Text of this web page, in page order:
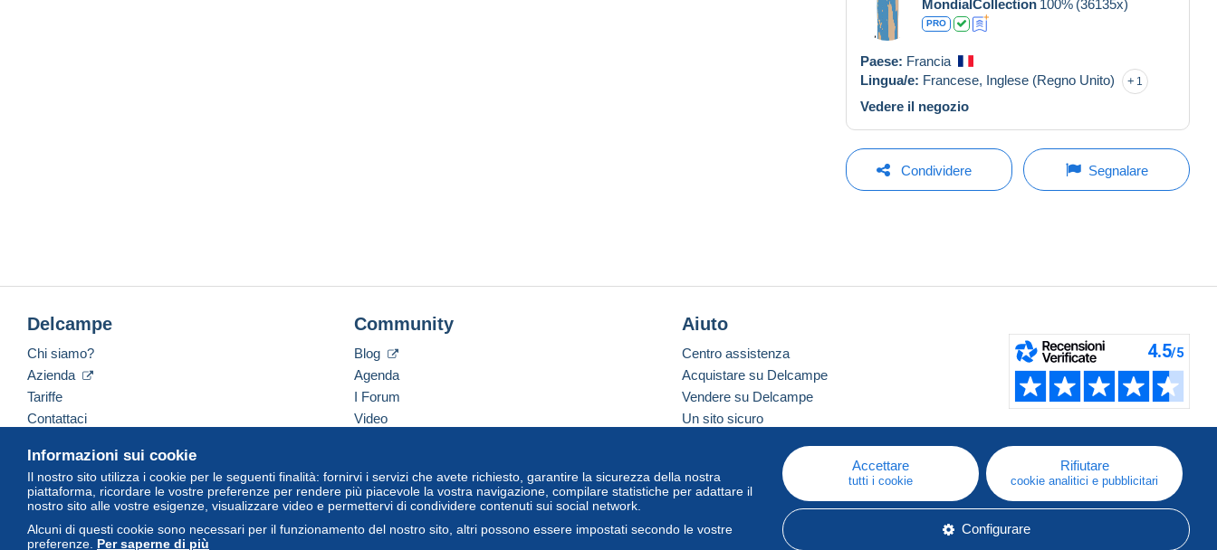
MondialCollection 100% (36135x)
PRO
Paese: Francia
Lingua/e: Francese, Inglese (Regno Unito) 1
Vedere il negozio
Condividere Segnalare
Informazioni sui cookie
Il nostro sito utilizza i cookie per le seguenti finalità: fornirvi i servizi che avete richiesto, garantire la sicurezza della nostra
piattaforma, ricordare le vostre preferenze per rendere più piacevole la vostra navigazione, compilare statistiche per adattare il
nostro sito alle vostre esigenze, visualizzare video e permettervi di condividere contenuti sui social network.
Alcuni di questi cookie sono necessari per il funzionamento del nostro sito, altri possono essere impostati secondo le vostre
preferenze. Per saperne di più
Accettare
tutti i cookie
Rifiutare
cookie analitici e pubblicitari
Configurare
Delcampe
Chi siamo?
Azienda
Tariffe
Contattaci
Community
Blog
Agenda
I Forum
Video
Aiuto
Centro assistenza
Acquistare su Delcampe
Vendere su Delcampe
Un sito sicuro
Italiano USD America/Indiana/Vevay Versione standard
© Delcampe International Srl. Tutti i diritti riservati.